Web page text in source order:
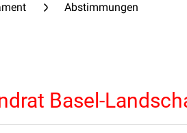
Abstimmungen